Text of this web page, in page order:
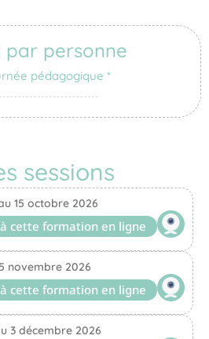
par personne
pédagogique *
sessions
15 octobre 2026
cette formation en ligne
novembre 2026
cette formation en ligne
3 décembre 2026